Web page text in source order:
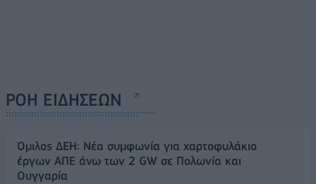
ΡΟΗ ΕΙΔΗΣΕΩΝ
Όμιλος ΔΕΗ: Νέα συμφωνία για χαρτοφυλάκιο
έργων ΑΠΕ άνω των 2 GW σε Πολωνία και
Ουγγαρία